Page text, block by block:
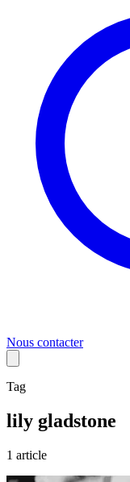
Nous contacter
Tag
lily gladstone
1 article